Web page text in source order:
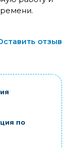
отзыв
по